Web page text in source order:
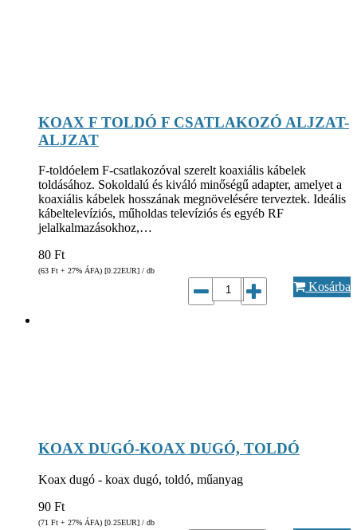
KOAX F TOLDÓ F CSATLAKOZÓ ALJZAT-
ALJZAT
F-toldóelem F-csatlakozóval szerelt koaxiális kábelek
toldásához. Sokoldalú és kiváló minőségű adapter, amelyet a
koaxiális kábelek hosszának megnövelésére terveztek. Ideális
kábeltelevíziós, műholdas televíziós és egyéb RF
jelalkalmazásokhoz,…
80 Ft
(63 Ft + 27% ÁFA) [0.22EUR] / db
Kosárba
KOAX DUGÓ-KOAX DUGÓ, TOLDÓ
Koax dugó - koax dugó, toldó, műanyag
90 Ft
(71 Ft + 27% ÁFA) [0.25EUR] / db